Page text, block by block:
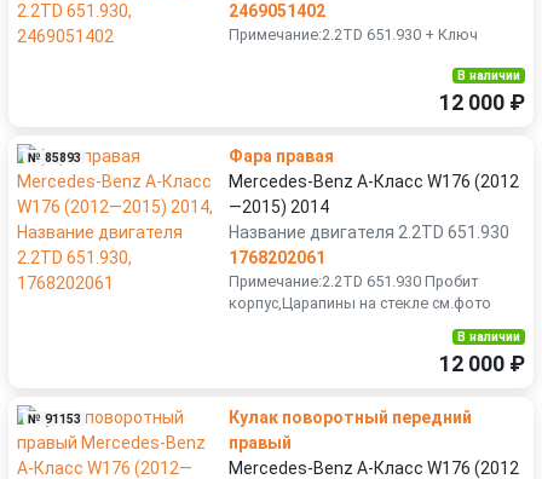
2469051402
Примечание:2.2TD 651.930 + Ключ
В наличии
12 000 ₽
№ 85893
Фара правая
Mercedes-Benz A-Класс W176 (2012
—2015) 2014
Название двигателя 2.2TD 651.930
1768202061
Примечание:2.2TD 651.930 Пробит
корпус,Царапины на стекле см.фото
В наличии
12 000 ₽
№ 91153
Кулак поворотный передний
правый
Mercedes-Benz A-Класс W176 (2012